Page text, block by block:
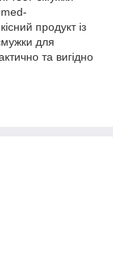
продукт із
для
та вигідно